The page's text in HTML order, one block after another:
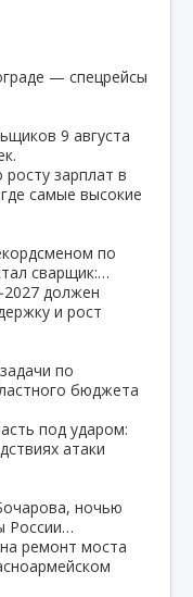
— спецрейсы
9 августа
зарплат в
самые высокие
по
сварщик:…
должен
и рост
по
бюджета
под ударом:
атаки
ночью
России…
ремонт моста